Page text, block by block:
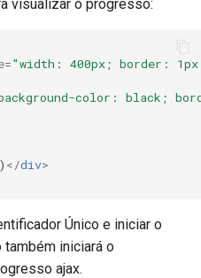
visualizar o progresso:
="width: 400px; border:
color: black;
</div>
Único e iniciar o
também iniciará o
ajax.